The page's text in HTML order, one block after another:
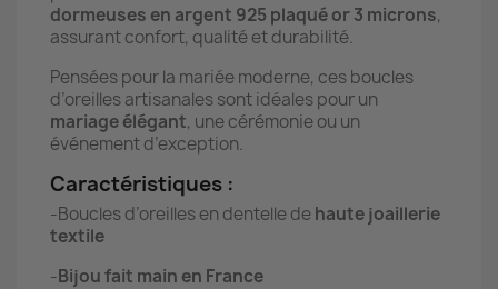
dormeuses en argent 925 plaqué or 3 microns,
assurant confort, qualité et durabilité.
Pensées pour la mariée moderne, ces boucles
d’oreilles artisanales sont idéales pour un
mariage élégant, une cérémonie ou un
événement d’exception.
Caractéristiques :
-Boucles d’oreilles en dentelle dehaute joaillerie
textile
-Bijou fait main en France